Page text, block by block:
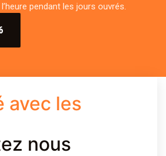
pendant les jours ouvrés.
avec les
nous